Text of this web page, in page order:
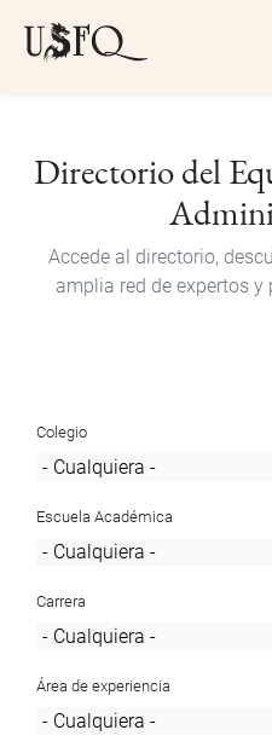
Directorio del
Accede al directorio,
amplia red de expertos
Colegio
Escuela Académica
Carrera
Área de experiencia